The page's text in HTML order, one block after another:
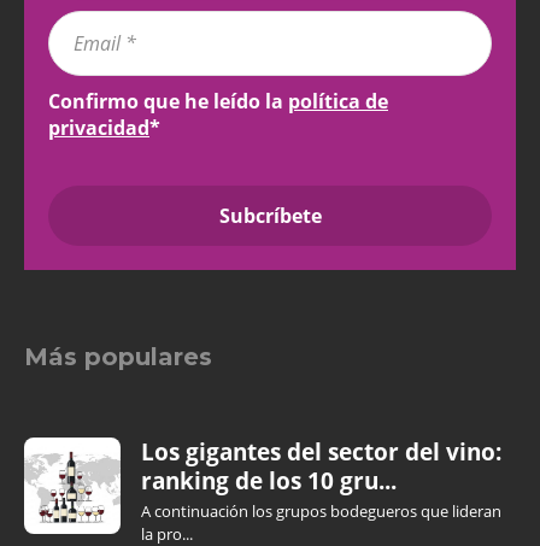
Confirmo que he leído la política de
privacidad*
Más populares
Los gigantes del sector del vino:
ranking de los 10 gru...
A continuación los grupos bodegueros que lideran
la pro...